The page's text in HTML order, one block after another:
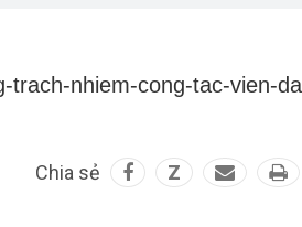
trach-nhiem-cong-tac-vien-
Chia sẻ Z